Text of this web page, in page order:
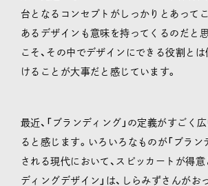
台となるコンセプトがしっかりとあってこ
あるデザインも意味を持ってくるのだと
こそ、その中でデザインにできる役割と
けることが大事だと感じています。
最近、「ブランディング」の定義がすごく
ると感じます。いろいろなものが「ブラン
される現代において、スピッカートが得意
ディングデザイン」は、しらみずさんがお